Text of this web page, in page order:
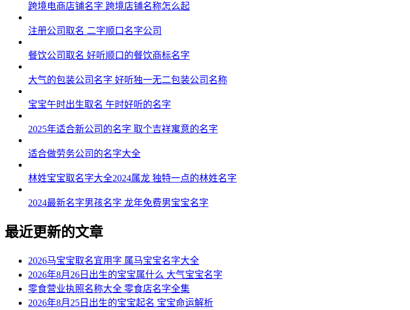
跨境电商店铺名字 跨境店铺名称怎么起
注册公司取名 二字顺口名字公司
餐饮公司取名 好听顺口的餐饮商标名字
大气的包装公司名字 好听独一无二包装公司名称
宝宝午时出生取名 午时好听的名字
2025年适合新公司的名字 取个吉祥寓意的名字
适合做劳务公司的名字大全
林姓宝宝取名字大全2024属龙 独特一点的林姓名字
2024最新名字男孩名字 龙年免费男宝宝名字
最近更新的文章
2026马宝宝取名宜用字 属马宝宝名字大全
2026年8月26日出生的宝宝属什么 大气宝宝名字
零食营业执照名称大全 零食店名字全集
2026年8月25日出生的宝宝起名 宝宝命运解析